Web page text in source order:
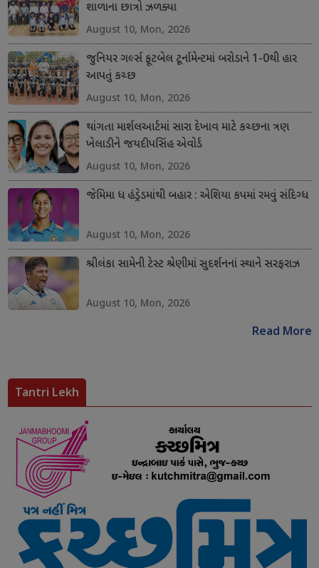
શાળાના છાત્રો ઝળક્યા
August 10, Mon, 2026
જુનિયર ગર્લ્સ ફૂટબેલ ટૂર્નામેન્ટમાં બરોડાને 1-0થી હાર
આપતું કચ્છ
August 10, Mon, 2026
થાંગતા માર્શલઆર્ટમાં સારા દેખાવ માટે કચ્છના ત્રણ
ખેલાડીને જયદીપસિંહ એવોર્ડ
August 10, Mon, 2026
જેમિમા ધ હંડ્રેડમાંથી બહાર : એશિયા કપમાં રમવું સંદિગ્ધ
August 10, Mon, 2026
શ્રીલંકા સામેની ટેસ્ટ શ્રેણીમાં સુદર્શનનાં સ્થાને સરફરાઝ
August 10, Mon, 2026
Read More
Tantri Lekh